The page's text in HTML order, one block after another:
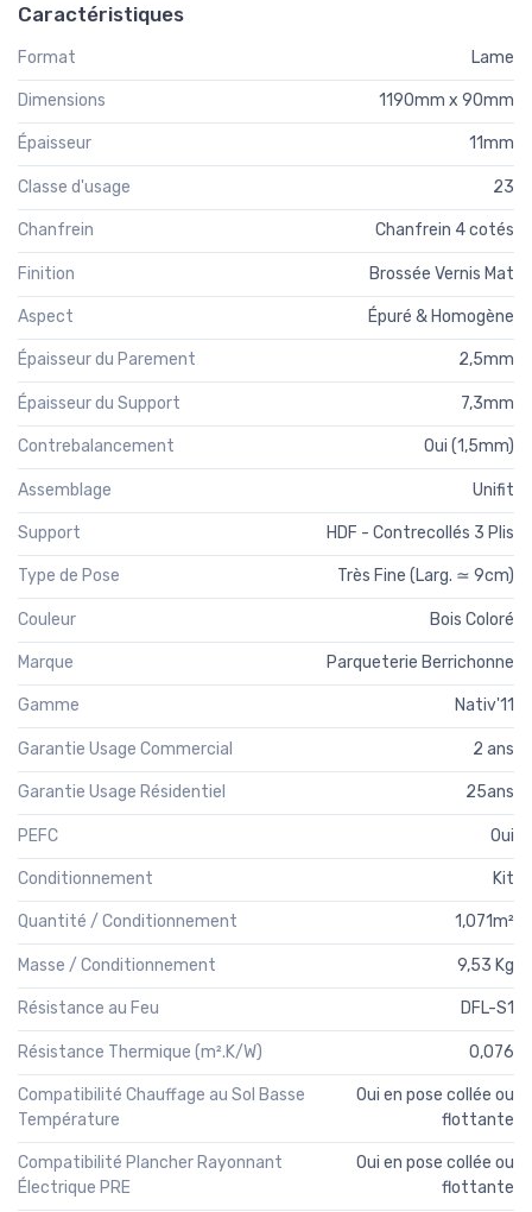
Caractéristiques
Format Lame
Dimensions 1190mm x 90mm
Épaisseur 11mm
Classe d'usage 23
Chanfrein Chanfrein 4 cotés
Finition Brossée Vernis Mat
Aspect Épuré & Homogène
Épaisseur du Parement 2,5mm
Épaisseur du Support 7,3mm
Contrebalancement Oui (1,5mm)
Assemblage Unifit
Support HDF - Contrecollés 3 Plis
Type de Pose Très Fine (Larg. ≃ 9cm)
Couleur Bois Coloré
Marque Parqueterie Berrichonne
Gamme Nativ'11
Garantie Usage Commercial 2 ans
Garantie Usage Résidentiel 25ans
PEFC Oui
Conditionnement Kit
Quantité / Conditionnement 1,071m²
Masse / Conditionnement 9,53 Kg
Résistance au Feu DFL-S1
Résistance Thermique (m².K/W) 0,076
Compatibilité Chauffage au Sol Basse
Température
Oui en pose collée ou
flottante
Compatibilité Plancher Rayonnant
Électrique PRE
Oui en pose collée ou
flottante